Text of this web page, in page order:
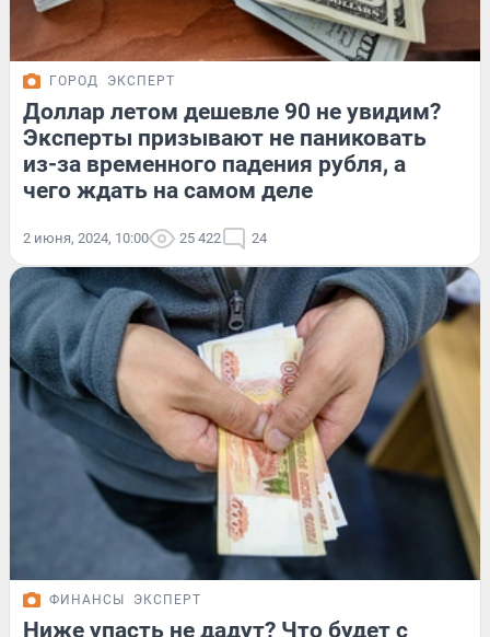
ГОРОД ЭКСПЕРТ
Доллар летом дешевле 90 не увидим?
Эксперты призывают не паниковать
из-за временного падения рубля, а
чего ждать на самом деле
2 июня, 2024, 10:00 25 422 24
ФИНАНСЫ ЭКСПЕРТ
Ниже упасть не дадут? Что будет с